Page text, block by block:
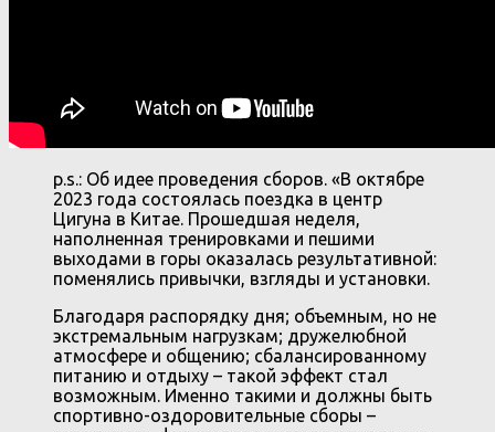
p.s.: Об идее проведения сборов. «В октябре
2023 года состоялась поездка в центр
Цигуна в Китае. Прошедшая неделя,
наполненная тренировками и пешими
выходами в горы оказалась результативной:
поменялись привычки, взгляды и установки.
Благодаря распорядку дня; объемным, но не
экстремальным нагрузкам; дружелюбной
атмосфере и общению; сбалансированному
питанию и отдыху – такой эффект стал
возможным. Именно такими и должны быть
спортивно-оздоровительные сборы –